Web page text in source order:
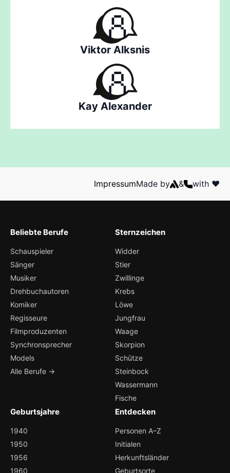
Viktor Alksnis
Kay Alexander
ImpressumMade by & with ❤️
Beliebte Berufe
Schauspieler
Sänger
Musiker
Drehbuchautoren
Komiker
Regisseure
Filmproduzenten
Synchronsprecher
Models
Alle Berufe →
Sternzeichen
Widder
Stier
Zwillinge
Krebs
Löwe
Jungfrau
Waage
Skorpion
Schütze
Steinbock
Wassermann
Fische
Geburtsjahre
1940
1950
1956
1960
Entdecken
Personen A–Z
Initialen
Herkunftsländer
Geburtsorte